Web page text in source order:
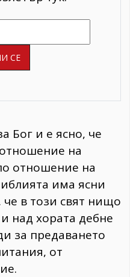
Бог и е ясно, че
на
отношение на
има ясни
че в този свят нищо
над хората дебне
за предаването
от